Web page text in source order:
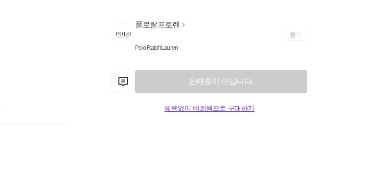
폴로랄프로렌
Polo RalphLauren
찜
판매중이 아닙니다.
혜택없이 비회원으로 구매하기